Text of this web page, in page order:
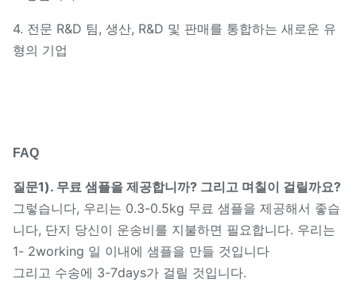
4. 전문 R&D 팀, 생산, R&D 및 판매를 통합하는 새로운 유
형의 기업
FAQ
질문1). 무료 샘플을 제공합니까? 그리고 며칠이 걸릴까요?
그렇습니다, 우리는 0.3-0.5kg 무료 샘플을 제공해서 좋습
니다, 단지 당신이 운송비를 지불하면 필요합니다. 우리는
1- 2working 일 이내에 샘플을 만들 것입니다
그리고 수송에 3-7days가 걸릴 것입니다.